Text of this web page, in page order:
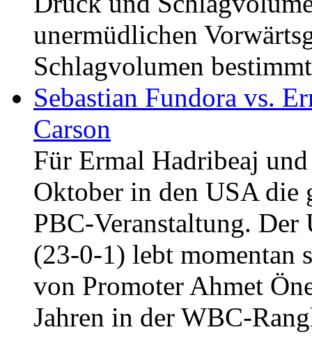
unermüdlichen
Schlagvolumen
Sebastian Fundora vs.
Carson
Für Ermal Hadribeaj
Oktober in den USA die
PBC-Veranstaltung.
(23-0-1) lebt momentan
von Promoter Ahmet
Jahren in der WBC-